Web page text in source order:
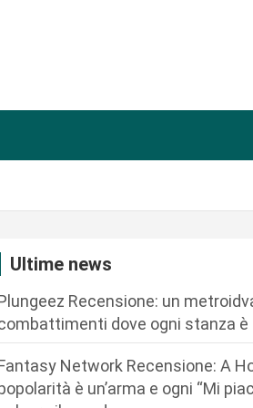
Ultime news
Recensione: un
dove ogni stanza è
Network Recensione: A
è un’arma e ogni “Mi